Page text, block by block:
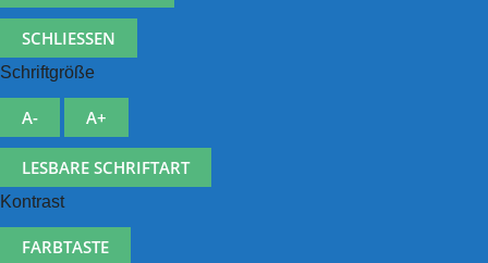
SCHLIESSEN
Schriftgröße
A- A+
LESBARE SCHRIFTART
Kontrast
FARBTASTE